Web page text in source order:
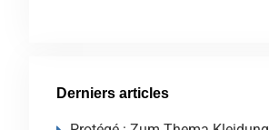
Derniers articles